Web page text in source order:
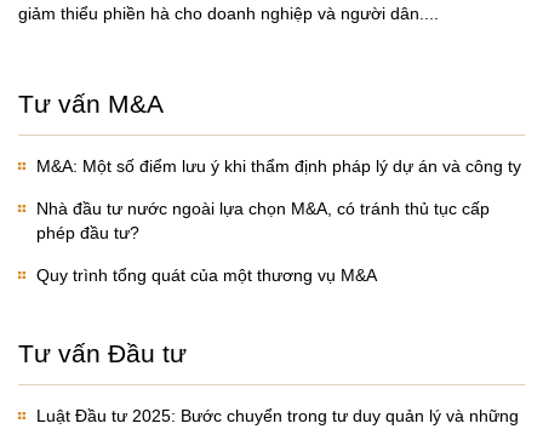
giảm thiểu phiền hà cho doanh nghiệp và người dân....
Tư vấn M&A
M&A: Một số điểm lưu ý khi thẩm định pháp lý dự án và công ty
Nhà đầu tư nước ngoài lựa chọn M&A, có tránh thủ tục cấp
phép đầu tư?
Quy trình tổng quát của một thương vụ M&A
Tư vấn Đầu tư
Luật Đầu tư 2025: Bước chuyển trong tư duy quản lý và những